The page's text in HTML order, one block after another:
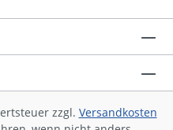
zzgl. Versandkosten